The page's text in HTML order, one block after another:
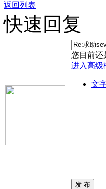
返回列表
快速回复
您目前还
进入高级
文
发 布